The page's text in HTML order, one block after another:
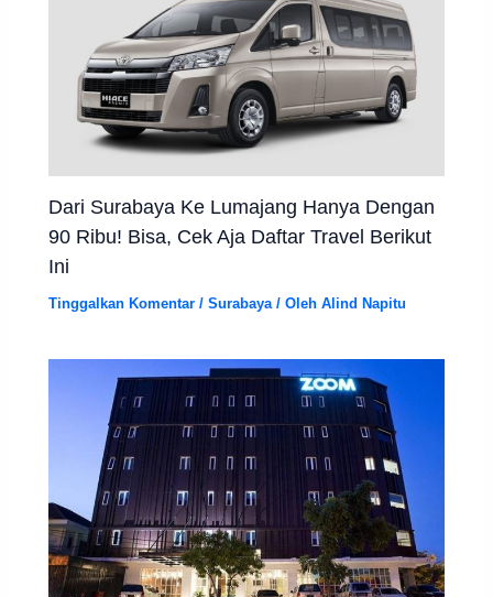
Dari Surabaya Ke Lumajang Hanya Dengan
90 Ribu! Bisa, Cek Aja Daftar Travel Berikut
Ini
Tinggalkan Komentar /Surabaya/ OlehAlind Napitu